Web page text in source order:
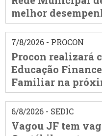
melhor
7/8/2026 - PROCON
Procon realizará
Educação
Familiar na
6/8/2026 - SEDIC
Vagou JF tem